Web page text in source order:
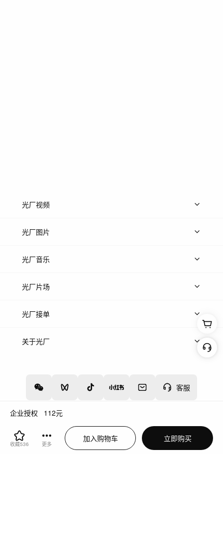
企业授权 112元
收藏536 更多
加入购物车 立即购买
客服
光厂视频
上传视频
光厂图片
上传图片
光厂音乐
热门音乐
光厂片场
上传案例
光厂接单
上架服务
关于光厂
增值电信业务经营许可证：川B2-20160192
蜀ICP备12020238号-4
川公网安备51019002000262 违法和不良信息举报中心